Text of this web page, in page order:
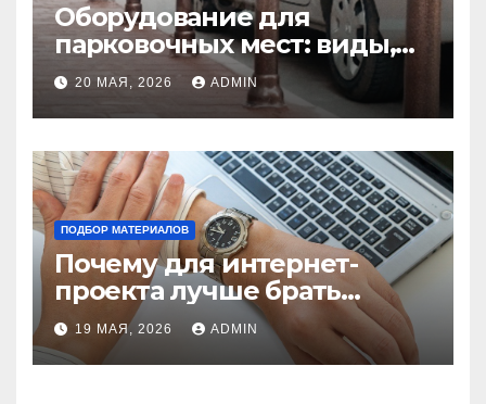
Оборудование для
парковочных мест: виды,
функции и нормы
установки
20 МАЯ, 2026 ADMIN
ПОДБОР МАТЕРИАЛОВ
Почему для интернет-
проекта лучше брать
отдельный сервер:
преимущества и ключевые
аспекты
19 МАЯ, 2026 ADMIN